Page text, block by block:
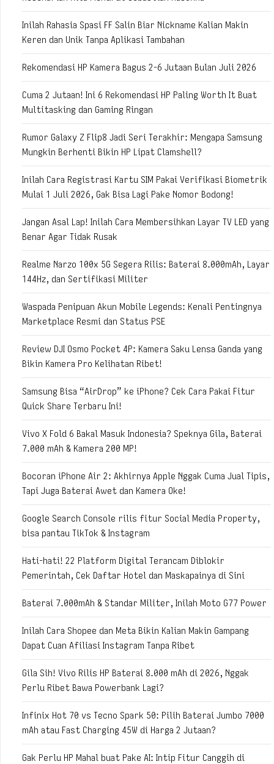
Inilah Rahasia Spasi FF Salin Biar Nickname Kalian Makin
Keren dan Unik Tanpa Aplikasi Tambahan
Rekomendasi HP Kamera Bagus 2-6 Jutaan Bulan Juli 2026
Cuma 2 Jutaan! Ini 6 Rekomendasi HP Paling Worth It Buat
Multitasking dan Gaming Ringan
Rumor Galaxy Z Flip8 Jadi Seri Terakhir: Mengapa Samsung
Mungkin Berhenti Bikin HP Lipat Clamshell?
Inilah Cara Registrasi Kartu SIM Pakai Verifikasi Biometrik
Mulai 1 Juli 2026, Gak Bisa Lagi Pake Nomor Bodong!
Jangan Asal Lap! Inilah Cara Membersihkan Layar TV LED yang
Benar Agar Tidak Rusak
Realme Narzo 100x 5G Segera Rilis: Baterai 8.000mAh, Layar
144Hz, dan Sertifikasi Militer
Waspada Penipuan Akun Mobile Legends: Kenali Pentingnya
Marketplace Resmi dan Status PSE
Review DJI Osmo Pocket 4P: Kamera Saku Lensa Ganda yang
Bikin Kamera Pro Kelihatan Ribet!
Samsung Bisa “AirDrop” ke iPhone? Cek Cara Pakai Fitur
Quick Share Terbaru Ini!
Vivo X Fold 6 Bakal Masuk Indonesia? Speknya Gila, Baterai
7.000 mAh & Kamera 200 MP!
Bocoran iPhone Air 2: Akhirnya Apple Nggak Cuma Jual Tipis,
Tapi Juga Baterai Awet dan Kamera Oke!
Google Search Console rilis fitur Social Media Property,
bisa pantau TikTok & Instagram
Hati-hati! 22 Platform Digital Terancam Diblokir
Pemerintah, Cek Daftar Hotel dan Maskapainya di Sini
Baterai 7.000mAh & Standar Militer, Inilah Moto G77 Power
Inilah Cara Shopee dan Meta Bikin Kalian Makin Gampang
Dapat Cuan Afiliasi Instagram Tanpa Ribet
Gila Sih! Vivo Rilis HP Baterai 8.000 mAh di 2026, Nggak
Perlu Ribet Bawa Powerbank Lagi?
Infinix Hot 70 vs Tecno Spark 50: Pilih Baterai Jumbo 7000
mAh atau Fast Charging 45W di Harga 2 Jutaan?
Gak Perlu HP Mahal buat Pake AI: Intip Fitur Canggih di